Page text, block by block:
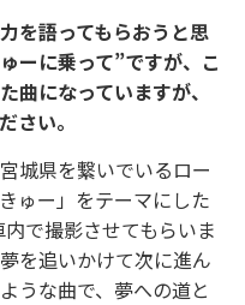
を語ってもらおうと思
ーに乗って”ですが、こ
曲になっていますが、
さい。
城県を繋いでいるロー
ゅー」をテーマにした
で撮影させてもらいま
を追いかけて次に進ん
うな曲で、夢への道と